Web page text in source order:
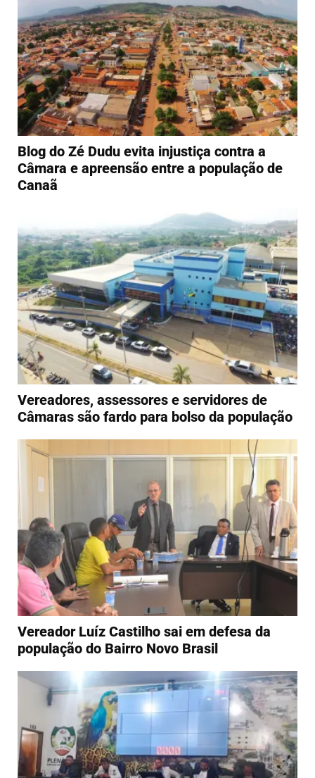
Blog do Zé Dudu evita injustiça contra a
Câmara e apreensão entre a população de
Canaã
Vereadores, assessores e servidores de
Câmaras são fardo para bolso da população
Vereador Luíz Castilho sai em defesa da
população do Bairro Novo Brasil